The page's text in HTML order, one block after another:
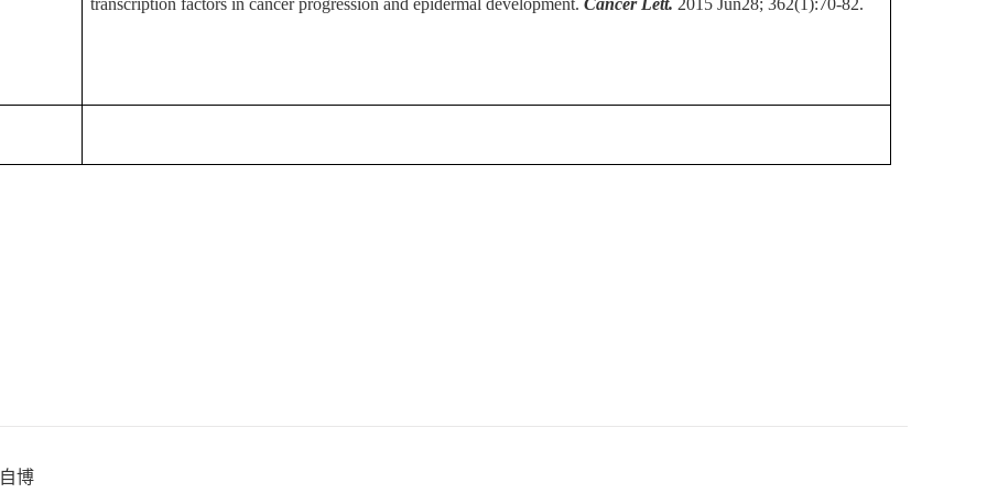
transcription factors in cancer progression and epidermal development.Cancer Lett. 2015 Jun28; 362(1):70-82.
博